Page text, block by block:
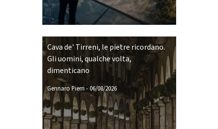
Cava de' Tirreni, le pietre ricordano.
Gli uomini, qualche volta,
dimenticano
Gennaro Pierri -06/08/2026